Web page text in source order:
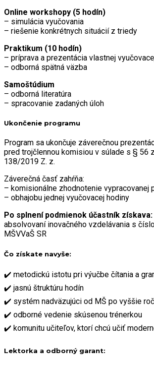
Online workshopy (5 hodín)
– simulácia vyučovania
– riešenie konkrétnych situácií z triedy
Praktikum (10 hodín)
– príprava a prezentácia vlastnej
– odborná spätná väzba
Samoštúdium
– odborná literatúra
– spracovanie zadaných úloh
Ukončenie programu
Program sa ukončuje záverečnou
pred trojčlennou komisiou v súlade s § 56
138/2019 Z. z.
Záverečná časť zahŕňa:
– komisionálne zhodnotenie vypracovanej
– obhajobu jednej vyučovacej hodiny
Po splnení podmienok účastník získava:
absolvovaní inovačného vzdelávania s
MŠVVaŠ SR
Čo získate navyše:
✔️ metodickú istotu pri výučbe čítania a
✔️ jasnú štruktúru hodín
✔️ systém nadväzujúci od MŠ po vyššie
✔️ odborné vedenie skúsenou trénerkou
✔️ komunitu učiteľov, ktorí chcú učiť
Lektorka a odborný garant: